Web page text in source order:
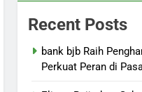
Recent Posts
bank bjb Raih
Perkuat Peran di